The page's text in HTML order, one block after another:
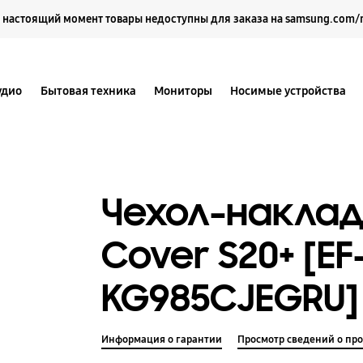
настоящий момент товары недоступны для заказа на samsung.com/
Бытовая техника Мониторы Носимые устройства
Чехол-
Cover S20+
KG985CJEGRU]
Информация о гарантии Просмотр сведений о